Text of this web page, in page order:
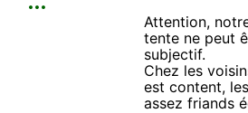
Attention,
tente ne peut
subjectif.
Chez les
est content,
assez friands